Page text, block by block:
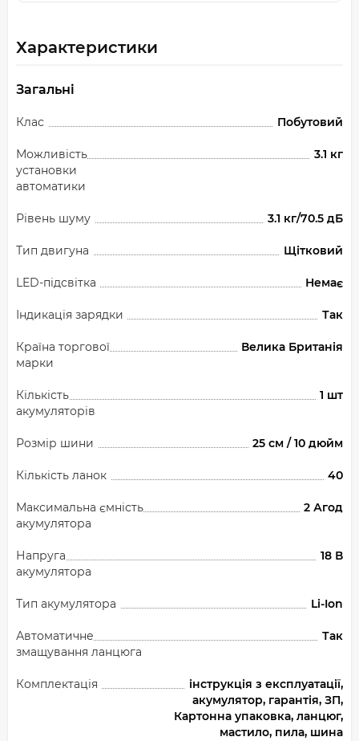
Характеристики
Загальні
Клас Побутовий
Можливість
установки
автоматики
3.1 кг
Рівень шуму 3.1 кг/70.5 дБ
Тип двигуна Щітковий
LED-підсвітка Немає
Індикація зарядки Так
Країна торгової
марки
Велика Британія
Кількість
акумуляторів
1 шт
Розмір шини 25 см / 10 дюйм
Кількість ланок 40
Максимальна ємність
акумулятора
2 Агод
Напруга
акумулятора
18 В
Тип акумулятора Li-Ion
Автоматичне
змащування ланцюга
Так
Комплектація
інструкція з експлуатації,
акумулятор, гарантія, ЗП,
Картонна упаковка, ланцюг,
мастило, пила, шина